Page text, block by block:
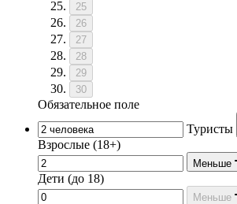
25
26
27
28
29
30
Обязательное поле
Туристы
Взрослые (18+)
Меньше
Дети (до 18)
Меньше